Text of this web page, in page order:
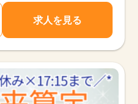
求人を見る